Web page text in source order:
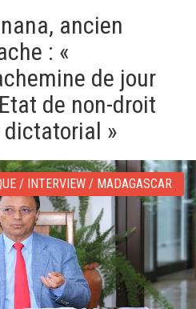
ancien
: «
de jour
de non-droit
»
/ INTERVIEW / MADAGASCAR